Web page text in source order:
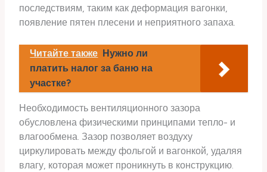
последствиям, таким как деформация вагонки,
появление пятен плесени и неприятного запаха.
Читайте также Нужно ли
платить налог за баню на
участке?
Необходимость вентиляционного зазора
обусловлена физическими принципами тепло- и
влагообмена. Зазор позволяет воздуху
циркулировать между фольгой и вагонкой, удаляя
влагу, которая может проникнуть в конструкцию.